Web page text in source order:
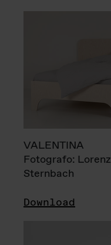
VALENTINA
Fotografo: Lorenz
Sternbach
Download